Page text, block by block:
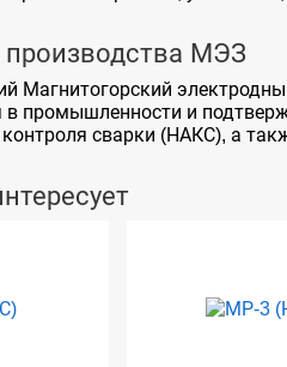
МЭЗ
Магнитогорский
в промышленности и
контроля сварки (НАКС), а